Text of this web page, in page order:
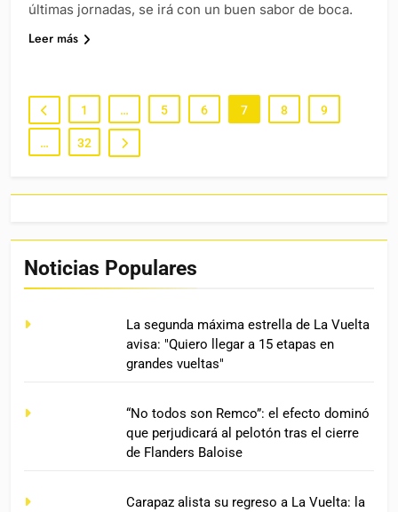
últimas jornadas, se irá con un buen sabor de boca.
Leer más
1 … 5 6 7 8 9
… 32
Noticias Populares
La segunda máxima estrella de La Vuelta
avisa: "Quiero llegar a 15 etapas en
grandes vueltas"
“No todos son Remco”: el efecto dominó
que perjudicará al pelotón tras el cierre
de Flanders Baloise
Carapaz alista su regreso a La Vuelta: la